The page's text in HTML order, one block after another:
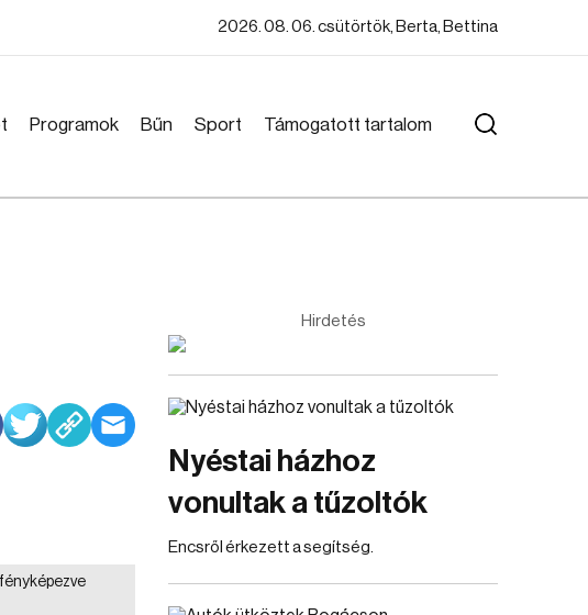
2026. 08. 06. csütörtök, Berta, Bettina
Programok Bűn Sport Támogatott tartalom
Hirdetés
Nyéstai házhoz
vonultak a tűzoltók
Encsről érkezett a segítség.